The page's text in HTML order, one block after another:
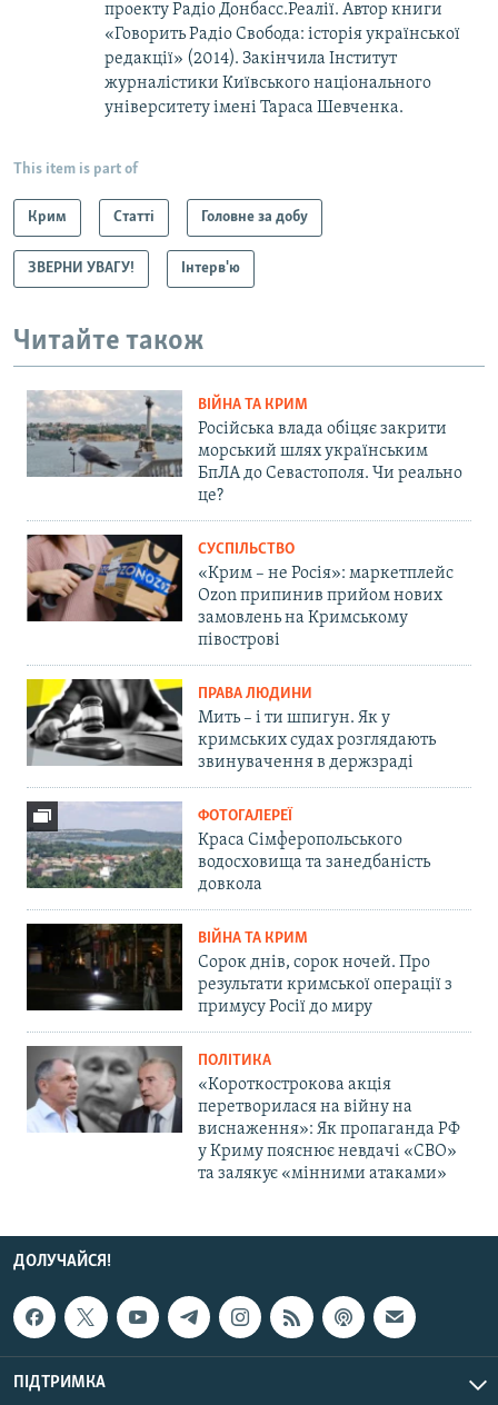
проекту Радіо Донбасс.Реалії. Автор книги
«Говорить Радіо Свобода: iсторія української
редакції» (2014). Закінчила Інститут
журналістики Київського національного
університету імені Тараса Шевченка.
This item is part of
Крим Статті Головне за добу
ЗВЕРНИ УВАГУ! Інтерв'ю
Читайте також
ВІЙНА ТА КРИМ
Російська влада обіцяє закрити
морський шлях українським
БпЛА до Севастополя. Чи реально
це?
СУСПІЛЬСТВО
«Крим – не Росія»: маркетплейс
Ozon припинив прийом нових
замовлень на Кримському
півострові
ПРАВА ЛЮДИНИ
Мить – і ти шпигун. Як у
кримських судах розглядають
звинувачення в держзраді
ФОТОГАЛЕРЕЇ
Краса Сімферопольського
водосховища та занедбаність
довкола
ВІЙНА ТА КРИМ
Сорок днів, сорок ночей. Про
результати кримської операції з
примусу Росії до миру
ПОЛІТИКА
«Короткострокова акція
перетворилася на війну на
виснаження»: Як пропаганда РФ
у Криму пояснює невдачі «СВО»
та залякує «мінними атаками»
ДОЛУЧАЙСЯ!
ПІДТРИМКА